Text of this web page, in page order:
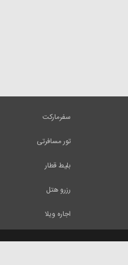
سفرمارکت
تور مسافرتی
بلیط قطار
رزرو هتل
اجاره ویلا